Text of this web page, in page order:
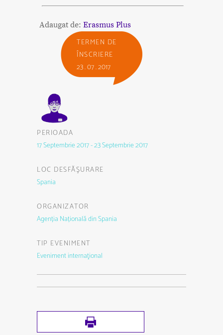
Adaugat de: Erasmus Plus
TERMEN DE
ÎNSCRIERE
23 . 07 . 2017
PERIOADA
17 Septembrie 2017 - 23 Septembrie 2017
LOC DESFĂŞURARE
Spania
ORGANIZATOR
Agenția Națională din Spania
TIP EVENIMENT
Eveniment internaţional